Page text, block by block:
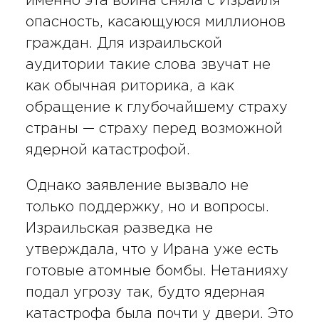
опасность, касающуюся миллионов
граждан. Для израильской
аудитории такие слова звучат не
как обычная риторика, а как
обращение к глубочайшему страху
страны — страху перед возможной
ядерной катастрофой.
Однако заявление вызвало не
только поддержку, но и вопросы.
Израильская разведка не
утверждала, что у Ирана уже есть
готовые атомные бомбы. Нетанияху
подал угрозу так, будто ядерная
катастрофа была почти у двери. Это